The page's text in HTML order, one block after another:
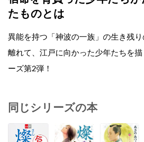
たものとは
異能を持つ「神波の一族」の生き残
離れて、江戸に向かった少年たちを
ーズ第2弾！
同じシリーズの本